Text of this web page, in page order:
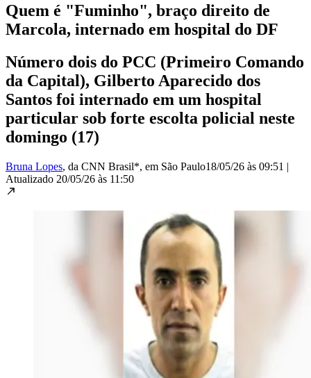
Quem é "Fuminho", braço direito de
Marcola, internado em hospital do DF
Número dois do PCC (Primeiro Comando
da Capital), Gilberto Aparecido dos
Santos foi internado em um hospital
particular sob forte escolta policial neste
domingo (17)
Bruna Lopes, da CNN Brasil*, em São Paulo18/05/26 às 09:51 |
Atualizado 20/05/26 às 11:50